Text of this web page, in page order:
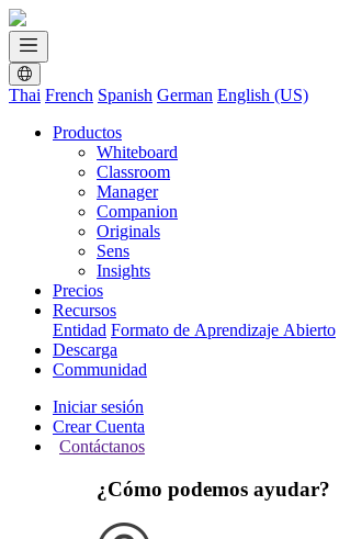
Thai French Spanish German English (US)
Productos
Whiteboard
Classroom
Manager
Companion
Originals
Sens
Insights
Precios
Recursos
Entidad Formato de Aprendizaje Abierto
Descarga
Communidad
Iniciar sesión
Crear Cuenta
Contáctanos
¿Cómo podemos ayudar?